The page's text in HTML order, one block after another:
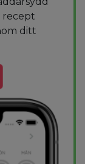
recept
ditt